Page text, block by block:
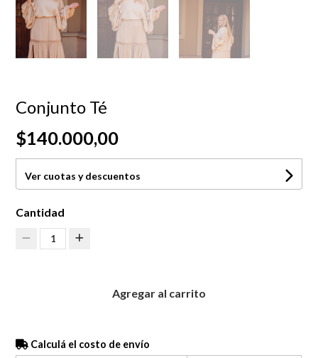
Conjunto Té
$140.000,00
Ver cuotas y descuentos
Cantidad
1
Agregar al carrito
Calculá el costo de envío